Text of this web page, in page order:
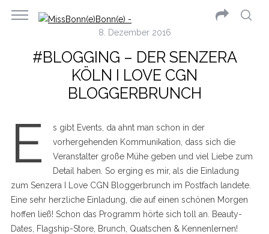
8. Dezember 2016
#BLOGGING – DER SENZERA
KÖLN I LOVE CGN
BLOGGERBRUNCH
E
s gibt Events, da ahnt man schon in der
vorhergehenden Kommunikation, dass sich die
Veranstalter große Mühe geben und viel Liebe zum
Detail haben. So erging es mir, als die Einladung
zum Senzera I Love CGN Bloggerbrunch im Postfach landete.
Eine sehr herzliche Einladung, die auf einen schönen Morgen
hoffen ließ! Schon das Programm hörte sich toll an. Beauty-
Dates, Flagship-Store, Brunch, Quatschen & Kennenlernen!